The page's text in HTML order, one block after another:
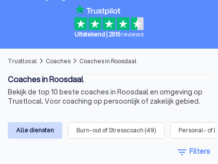
Uitstekend 2515reviews
Trustlocal arrow_forward_ios Coaches arrow_forward_ios Coaches in Roosdaal
Coaches in Roosdaal
Bekijk de top 10 beste coaches in Roosdaal en omgeving op
Trustlocal. Voor coaching op persoonlijk of zakelijk gebied.
Alle diensten Burn-out of Stresscoach (49) Personal- of
filter_list Filters